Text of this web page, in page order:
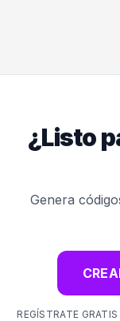
¿Listo
Genera
REGÍSTRATE